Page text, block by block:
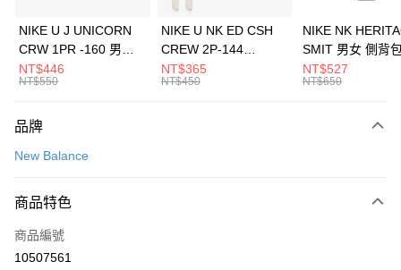
元大商業銀行
台灣樂天信用卡公司
全盈+PAY
AFTEE先享後付
【關於「AFTEE先享後付」】
便利好安心！
３．安心：先確認商品／服務後，再付款。
【「AFTEE先享後付」結帳流程】
１．於結帳方式選擇「AFTEE先享後付」後，將跳轉至「AFTEE先享後付」
運送方式
每筆NT$100，滿NT$1,500(含以上)免運費
宅配
每筆NT$100，滿NT$1,500(含以上)免運費
NIKE U J UNICORN
CRW 1PR -160 男女
中統襪 FZ3393100
NT$446
NT$550
NIKE U NK ED CSH
CREW 2P-144
EMBRDY 男女 短統襪
FZ3073133
NT$365
NT$450
NIKE NK
SMIT 男女 側背
BA5871010
NT$527
NT$650
品牌
New Balance
商品特色
商品編號
10507561